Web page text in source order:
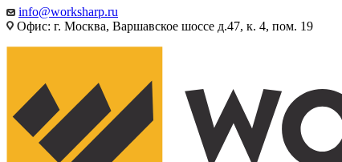
info@worksharp.ru
Офис: г. Москва, Варшавское шоссе д.47, к. 4, пом. 19